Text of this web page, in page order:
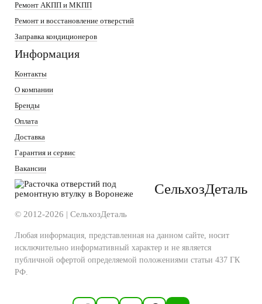
СельхозДеталь
© 2012-2026 | СельхозДеталь
Любая информация, представленная на данном сайте, носит
исключительно информативный характер и не является
публичной офертой определяемой положениями статьи 437 ГК
РФ.
Ремонт АКПП и МКПП
Ремонт и восстановление отверстий
Заправка кондиционеров
Информация
Контакты
О компании
Бренды
Оплата
Доставка
Гарантия и сервис
Вакансии